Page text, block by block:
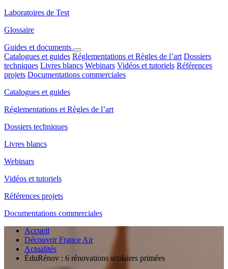
Laboratoires de Test
Glossaire
Guides et documents
Catalogues et guides Réglementations et Règles de l’art Dossiers
techniques Livres blancs Webinars Vidéos et tutoriels Références
projets Documentations commerciales
Catalogues et guides
Réglementations et Règles de l’art
Dossiers techniques
Livres blancs
Webinars
Vidéos et tutoriels
Références projets
Documentations commerciales
Accueil
Découvrir France Air
Actualités
ÉduRénov : 6 rénovations scolaires primées